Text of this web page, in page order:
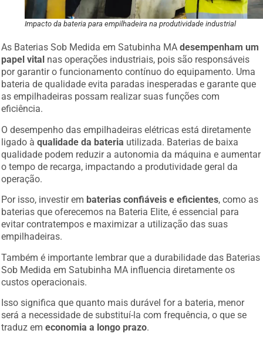
Impacto da bateria para empilhadeira na produtividade industrial
As Baterias Sob Medida em Satubinha MA desempenham um
papel vital nas operações industriais, pois são responsáveis
por garantir o funcionamento contínuo do equipamento. Uma
bateria de qualidade evita paradas inesperadas e garante que
as empilhadeiras possam realizar suas funções com
eficiência.
O desempenho das empilhadeiras elétricas está diretamente
ligado à qualidade da bateria utilizada. Baterias de baixa
qualidade podem reduzir a autonomia da máquina e aumentar
o tempo de recarga, impactando a produtividade geral da
operação.
Por isso, investir em baterias confiáveis e eficientes , como as
baterias que oferecemos na Bateria Elite, é essencial para
evitar contratempos e maximizar a utilização das suas
empilhadeiras.
Também é importante lembrar que a durabilidade das Baterias
Sob Medida em Satubinha MA influencia diretamente os
custos operacionais.
Isso significa que quanto mais durável for a bateria, menor
será a necessidade de substituí-la com frequência, o que se
traduz em economia a longo prazo